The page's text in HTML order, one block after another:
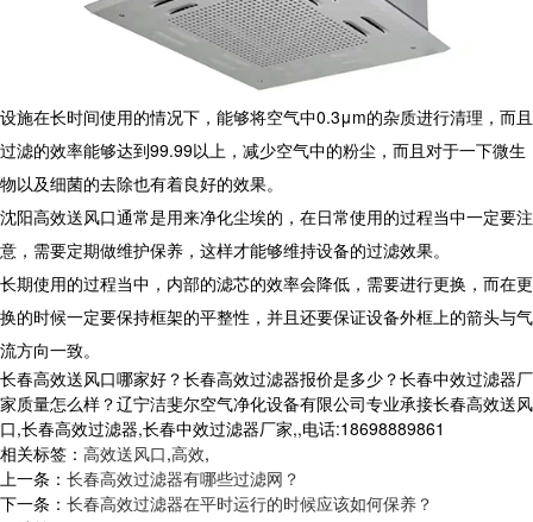
设施在长时间使用的情况下，能够将空气中0.3μm的杂质进行清理，而且
过滤的效率能够达到99.99以上，减少空气中的粉尘，而且对于一下微生
物以及细菌的去除也有着良好的效果。
沈阳高效送风口通常是用来净化尘埃的，在日常使用的过程当中一定要注
意，需要定期做维护保养，这样才能够维持设备的过滤效果。
长期使用的过程当中，内部的滤芯的效率会降低，需要进行更换，而在更
换的时候一定要保持框架的平整性，并且还要保证设备外框上的箭头与气
流方向一致。
长春高效送风口哪家好？长春高效过滤器报价是多少？长春中效过滤器厂
家质量怎么样？辽宁洁斐尔空气净化设备有限公司专业承接长春高效送风
口,长春高效过滤器,长春中效过滤器厂家,,电话:18698889861
相关标签： 高效送风口,高效,
上一条： 长春高效过滤器有哪些过滤网？
下一条： 长春高效过滤器在平时运行的时候应该如何保养？